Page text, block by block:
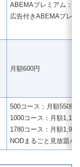
ABEMAプレミアム：
広告付きABEMAプレ
月額600円
500コース：月額550円
1000コース：月額
1780コース：月額
NODまるごと見放題パ